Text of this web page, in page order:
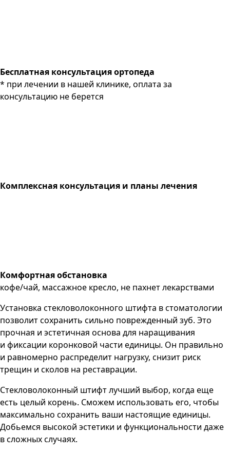
Бесплатная консультация ортопеда
* при лечении в нашей клинике, оплата за
консультацию не берется
Комплексная консультация и планы лечения
Комфортная обстановка
кофе/чай, массажное кресло, не пахнет лекарствами
Установка стекловолоконного штифта в стоматологии
позволит сохранить сильно поврежденный зуб. Это
прочная и эстетичная основа для наращивания
и фиксации коронковой части единицы. Он правильно
и равномерно распределит нагрузку, снизит риск
трещин и сколов на реставрации.
Стекловолоконный штифт лучший выбор, когда еще
есть целый корень. Сможем использовать его, чтобы
максимально сохранить ваши настоящие единицы.
Добьемся высокой эстетики и функциональности даже
в сложных случаях.